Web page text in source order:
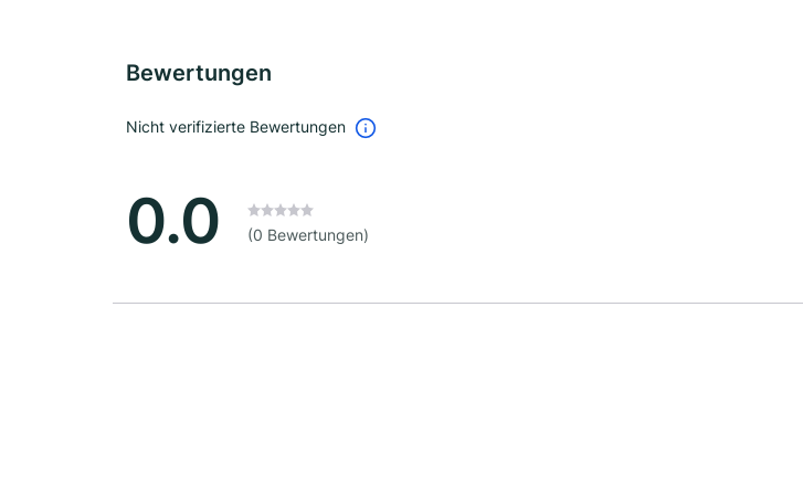
Bewertungen
Nicht verifizierte Bewertungen
0.0 (0 Bewertungen)